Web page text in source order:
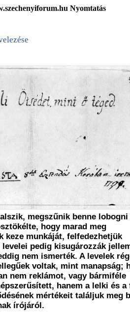
Nyomtatás
megszűnik benne lobogni
hogy marad meg
keze munkáját, felfedezhetjük
pedig kisugározzák
nem ismerték. A levelek
voltak, mint manapság;
nem reklámot, vagy bármiféle
hanem a lelki és a
mértékeit találjuk meg
írójáról.